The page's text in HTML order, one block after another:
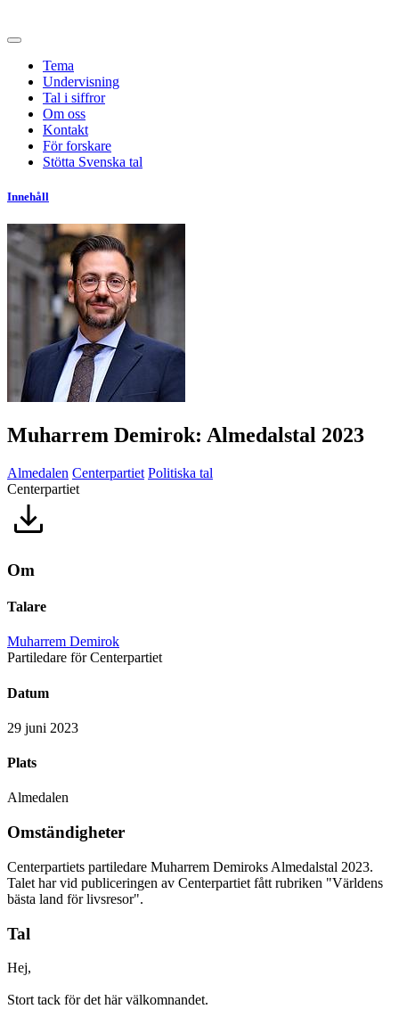
Tema
Undervisning
Tal i siffror
Om oss
Kontakt
För forskare
Stötta Svenska tal
Innehåll
Muharrem Demirok: Almedalstal 2023
Almedalen Centerpartiet Politiska tal
Centerpartiet
Om
Talare
Muharrem Demirok
Partiledare för Centerpartiet
Datum
29 juni 2023
Plats
Almedalen
Omständigheter
Centerpartiets partiledare Muharrem Demiroks Almedalstal 2023.
Talet har vid publiceringen av Centerpartiet fått rubriken "Världens
bästa land för livsresor".
Tal
Hej,
Stort tack för det här välkomnandet.